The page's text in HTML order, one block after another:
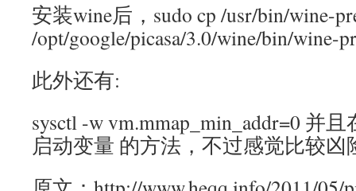
安装wine后，sudo cp /usr/bin/wine-
/opt/google/picasa/3.0/wine/bin/wine-
此外还有:
sysctl -w vm.mmap_min_addr=0 并
启动变量 的方法，不过感觉比较凶